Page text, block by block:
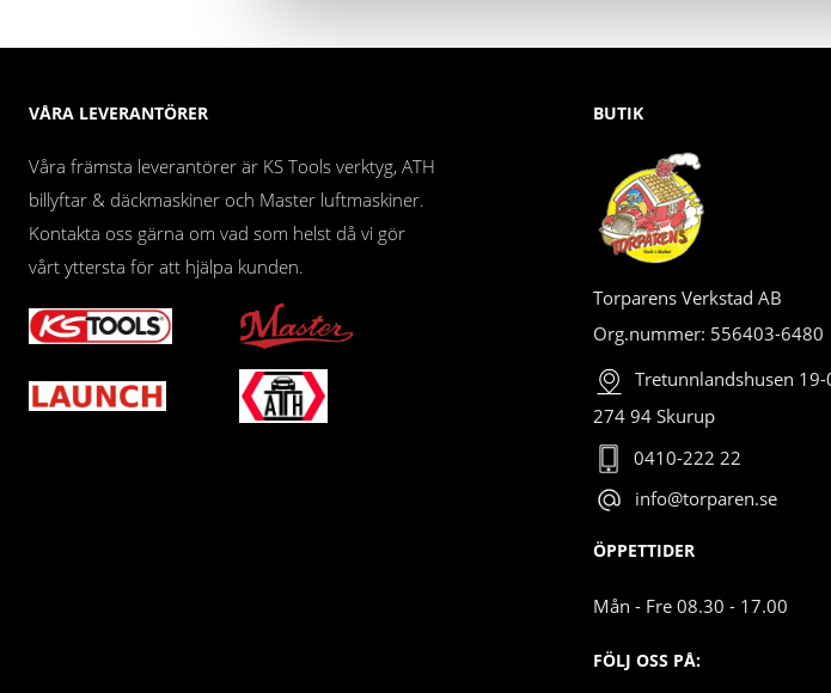
VÅRA LEVERANTÖRER
Våra främsta leverantörer är KS Tools verktyg, ATH
billyftar & däckmaskiner och Master luftmaskiner.
Kontakta oss gärna om vad som helst då vi gör
vårt yttersta för att hjälpa kunden.
BUTIK
Torparens Verkstad AB
Org.nummer: 556403-6480
Tretunnlandshusen
274 94 Skurup
0410-222 22
info@torparen.se
ÖPPETTIDER
Mån - Fre 08.30 - 17.00
FÖLJ OSS PÅ: